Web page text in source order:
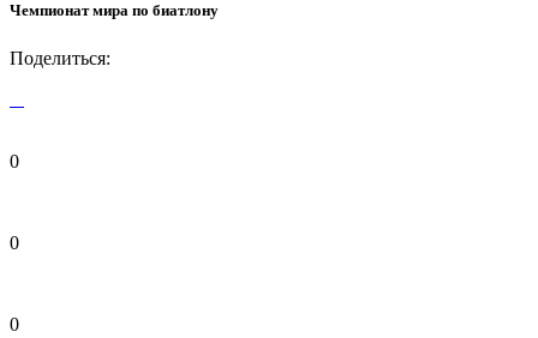
Чемпионат мира по биатлону
Поделиться:
0
0
0